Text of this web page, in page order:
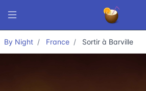
By Night France Sortir à Barville